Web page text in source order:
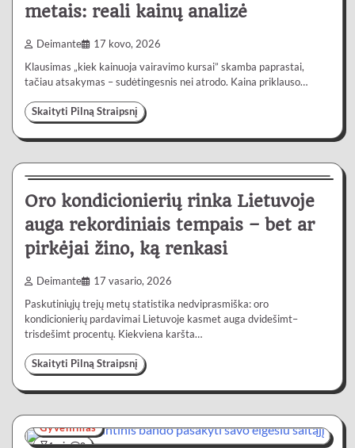
metais: reali kainų analizė
Deimante 17 kovo, 2026
Klausimas „kiek kainuoja vairavimo kursai” skamba paprastai,
tačiau atsakymas – sudėtingesnis nei atrodo. Kaina priklauso…
Skaityti Pilną Straipsnį
4 min
Oro kondicionierių rinka Lietuvoje
auga rekordiniais tempais – bet ar
pirkėjai žino, ką renkasi
Deimante 17 vasario, 2026
Paskutiniųjų trejų metų statistika nedviprasmiška: oro
kondicionierių pardavimai Lietuvoje kasmet auga dvidešimt–
trisdešimt procentų. Kiekviena karšta…
Skaityti Pilną Straipsnį
4 min 0
Gyvenimas